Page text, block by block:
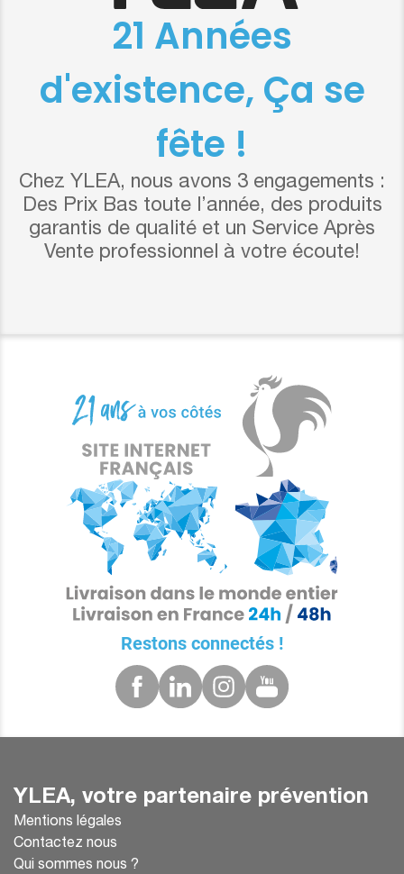
21 Années
d'existence, Ça se
fête !
Chez YLEA, nous avons 3 engagements :
Des Prix Bas toute l’année, des produits
garantis de qualité et un Service Après
Vente professionnel à votre écoute!
Restons connectés !
YLEA, votre partenaire prévention
Mentions légales
Contactez nous
Qui sommes nous ?